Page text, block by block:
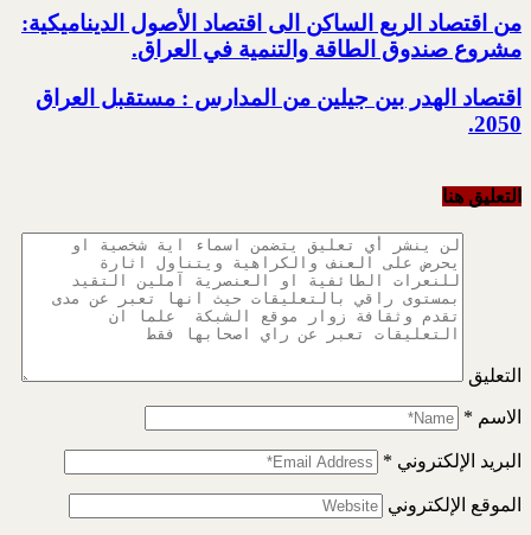
من اقتصاد الريع الساكن الى اقتصاد الأصول الديناميكية:
مشروع صندوق الطاقة والتنمية في العراق‎.
اقتصاد الهدر بين جيلين من المدارس : مستقبل العراق
2050‏‎.‎
التعليق هنا
التعليق
الاسم *
البريد الإلكتروني *
الموقع الإلكتروني